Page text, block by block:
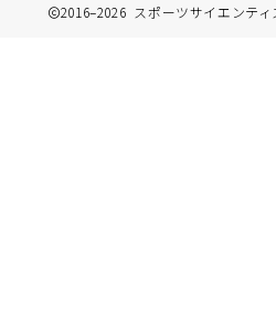
2016–2026 スポーツサイエンティ